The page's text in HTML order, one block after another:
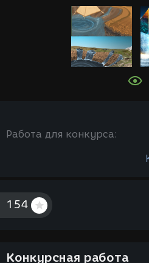
Работа для конкурса:
154
Конкурсная работа